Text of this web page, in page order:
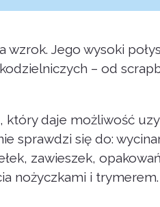
Jego wysoki
– od
daje możliwość
sprawdzi się do:
zawieszek,
nożyczkami i